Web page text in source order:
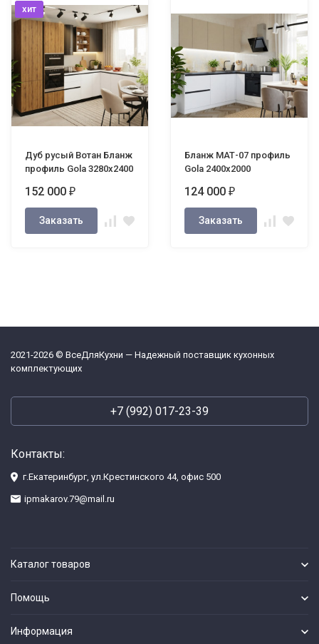
хит
Дуб русый Вотан Бланж
профиль Gola 3280х2400
152 000 ₽
Заказать
Бланж МАТ-07 профиль
Gola 2400х2000
124 000 ₽
Заказать
2021-2026 © ВсеДляКухни — Надежный поставщик кухонных
комплектующих
+7 (992) 017-23-39
Контакты:
г.Екатеринбург, ул.Крестинского 44, офис 500
ipmakarov.79@mail.ru
Каталог товаров
Помощь
Информация